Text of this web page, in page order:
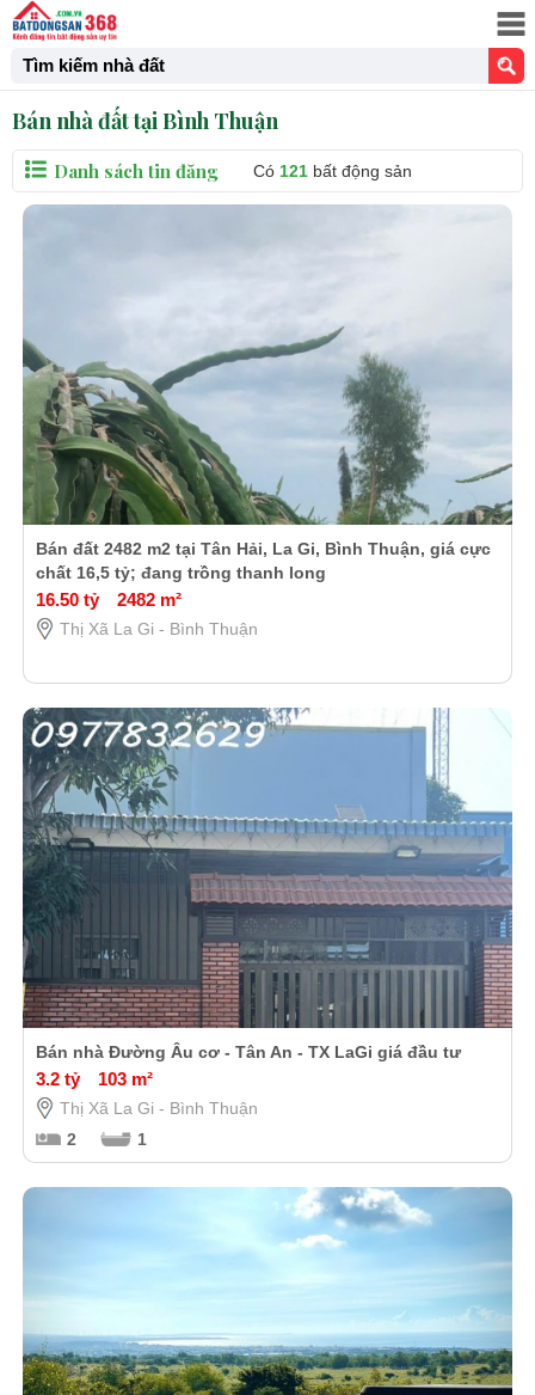
Tìm kiếm nhà đất
Bán nhà đất tại Bình Thuận
Danh sách tin đăng Có 121 bất động sản
Bán đất 2482 m2 tại Tân Hải, La Gi, Bình Thuận, giá cực
chất 16,5 tỷ; đang trồng thanh long
16.50 tỷ 2482 m²
Thị Xã La Gi - Bình Thuận
Bán nhà Đường Âu cơ - Tân An - TX LaGi giá đầu tư
3.2 tỷ 103 m²
Thị Xã La Gi - Bình Thuận
2
1